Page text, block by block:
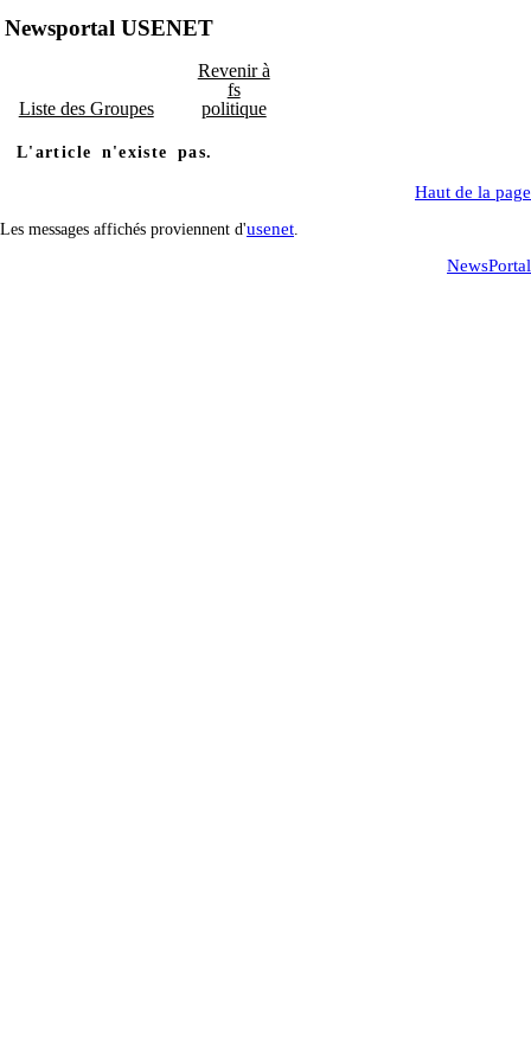
Newsportal USENET
Liste des Groupes
Revenir à
fs
politique
L'article n'existe pas.
Haut de la page
Les messages affichés proviennent d'usenet
NewsPortal